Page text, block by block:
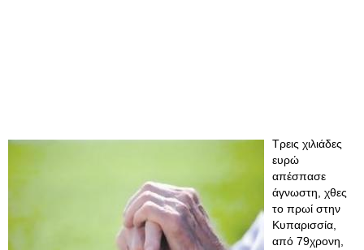
Τρεις χιλιάδες
ευρώ
απέσπασε
άγνωστη, χθες
το πρωί στην
Κυπαρισσία,
από 79χρονη,